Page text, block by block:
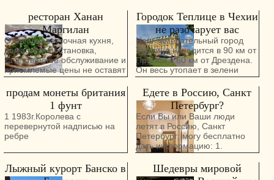
ресторан Ханан
Маргилан
Отличная восточная кухня,
домашняя обстановка,
качественное обслуживание и
приемлемые цены не оставят
Вас равнодушными.
Проводим все виды
мероприятий. Возможность
изготовления восточных блюд
на заказ, кейтеринг.
Месилат Яшарим 15 Тель
Авив.
Городок Теплице в Чехии
не разочарует вас
Наш замечательный город
Теплице находится в 90 км от
Праги и в 60 км от Дрездена.
Он весь утопает в зелени
парков , и мы с нетерпением
ждем Весны, когда по всему
городу зацветут
разноцветные клумбы, а
Торжественное открытие 871-
го курортного сезона в
Теплице состоится 24 и 25
мая 2025 года. Курортную
тысяч посетителей. В течение
двух выходных дней Теплице
продам монеты британия
1 фунт
1 1983г.Королева с
перевернутой надписью на
ребре
Едете в Россию, Санкт
Петербург?
Если Вы или Ваши люди
летят в Россию, Санкт
Петербург; могу бесплатно
дать информацию: 1.
Недорогой мини отель в
Питере. Рядом с метро в
центре города. Могу
Лыжный курорт Банско в
Шедевры мировой